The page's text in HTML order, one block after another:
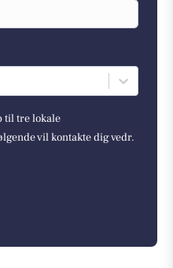
til tre lokale
vil kontakte dig vedr.